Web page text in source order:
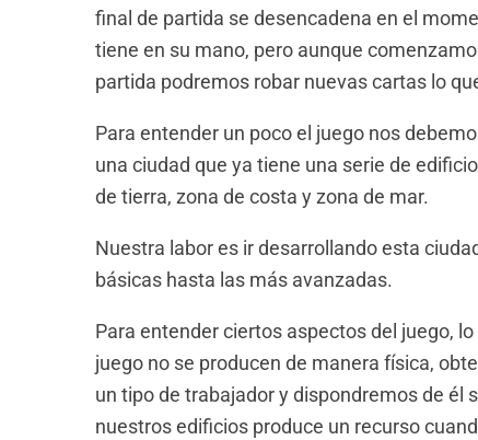
final de partida se desencadena en el
tiene en su mano, pero aunque
partida podremos robar nuevas cartas lo
Para entender un poco el juego nos
una ciudad que ya tiene una serie de
de tierra, zona de costa y zona de mar.
Nuestra labor es ir desarrollando esta
básicas hasta las más avanzadas.
Para entender ciertos aspectos del juego,
juego no se producen de manera física,
un tipo de trabajador y dispondremos de él
nuestros edificios produce un recurso